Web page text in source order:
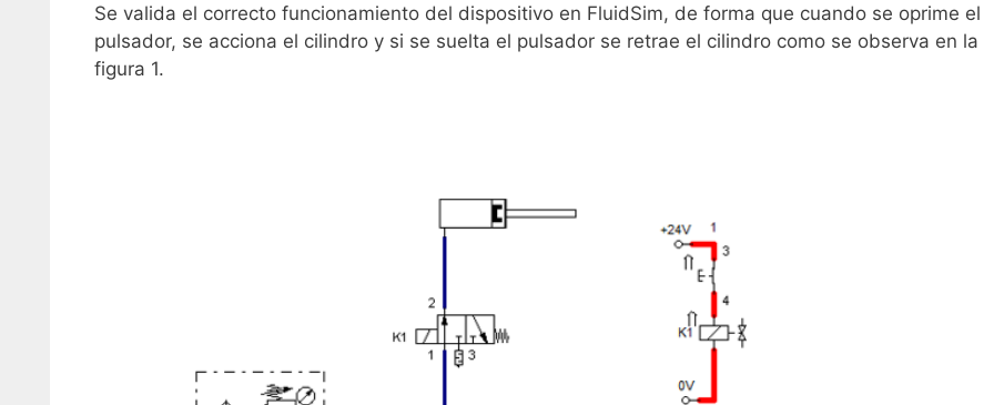
Se valida el correcto funcionamiento del dispositivo en FluidSim, de forma que cuando se oprime el
pulsador, se acciona el cilindro y si se suelta el pulsador se retrae el cilindro como se observa en la
figura 1.